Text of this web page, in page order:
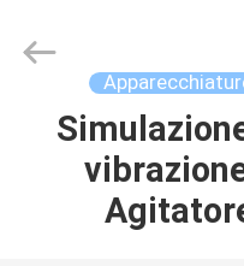
CASA
PRODOTTI
fornitore.
Copyright
Guangdong Hongtuo Instrument